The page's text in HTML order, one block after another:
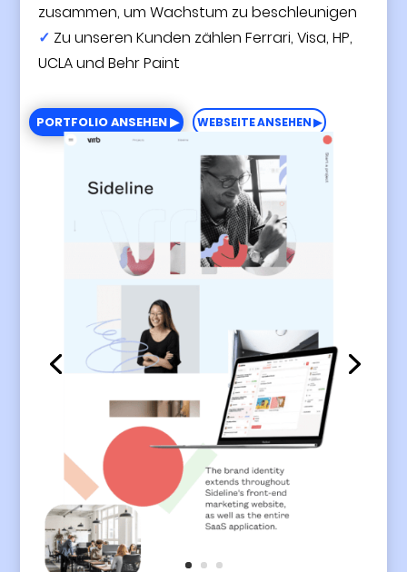
zusammen, um Wachstum zu beschleunigen
✓ Zu unseren Kunden zählen Ferrari, Visa, HP,
UCLA und Behr Paint
PORTFOLIO ANSEHEN ▶ WEBSEITE ANSEHEN ▶